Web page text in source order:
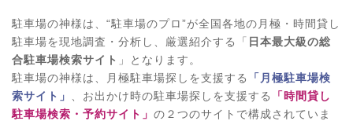
駐車場の神様は、“駐車場のプロ”が全国各地の月極・時間貸し
駐車場を現地調査・分析し、厳選紹介する「 日本最大級の総
合駐車場検索サイト 」となります。
駐車場の神様は、月極駐車場探しを支援する
「月極駐車場検
索サイト」
、お出かけ時の駐車場探しを支援する
「時間貸し
駐車場検索・予約サイト」 の２つのサイトで構成されていま